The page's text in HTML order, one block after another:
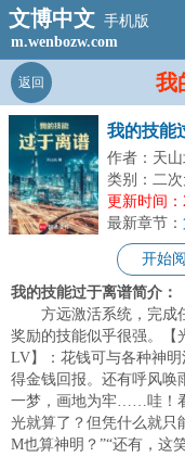
文博中文 手机版
m.wenbozw.com
我
返回
我的技能
作者：天
类别：二
更新时间：
最新章节：
开始
我的技能过于离谱简介：
方远激活系统，完成
奖励的技能似乎很强。【
LV】：花钱可与各种神
得金钱回报。还有呼风唤
一梦，画地为牢……哇！
光就算了？但凭什么就
M也算神明？”“还有，这